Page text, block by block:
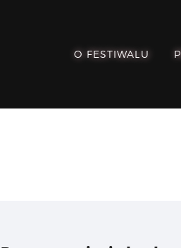
O FESTIWALU